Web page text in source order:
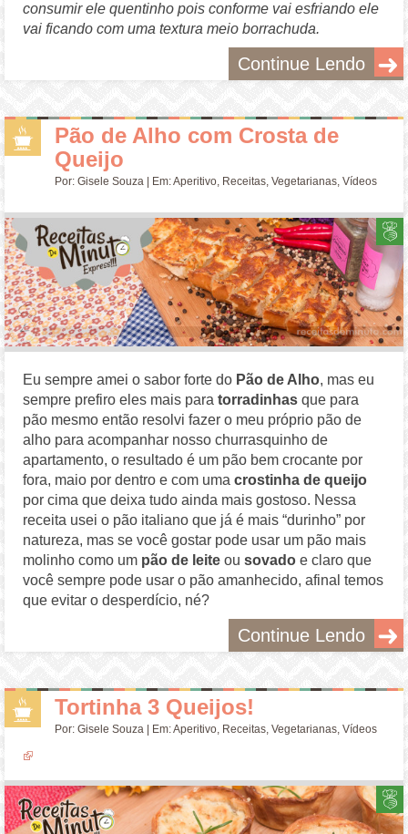
consumir ele quentinho pois conforme vai esfriando ele
vai ficando com uma textura meio borrachuda.
Continue Lendo
Pão de Alho com Crosta de
Queijo
Por:Gisele Souza | Em:Aperitivo, Receitas,Vegetarianas,Vídeos
Eu sempre amei o sabor forte do Pão de Alho, mas eu
sempre prefiro eles mais paratorradinhas que para
pão mesmo então resolvi fazer o meu próprio pão de
alho para acompanhar nosso churrasquinho de
apartamento, o resultado é um pão bem crocante por
fora, maio por dentro e com umacrostinha de queijo
por cima que deixa tudo ainda mais gostoso. Nessa
receita usei o pão italiano que já é mais “durinho” por
natureza, mas se você gostar pode usar um pão mais
molinho como um pão de leite ou sovado e claro que
você sempre pode usar o pão amanhecido, afinal temos
que evitar o desperdício, né?
Continue Lendo
Tortinha 3 Queijos!
Por:Gisele Souza | Em:Aperitivo, Receitas,Vegetarianas,Vídeos